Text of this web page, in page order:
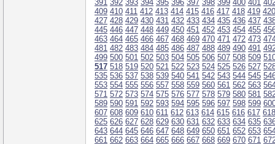
391 392 393 394 395 396 397 398 399 400 401
409 410 411 412 413 414 415 416 417 418 419 420
427 428 429 430 431 432 433 434 435 436 437
445 446 447 448 449 450 451 452 453 454 455
463 464 465 466 467 468 469 470 471 472 473
481 482 483 484 485 486 487 488 489 490 491
499 500 501 502 503 504 505 506 507 508 509
517 518 519 520 521 522 523 524 525 526 527
535 536 537 538 539 540 541 542 543 544 545
553 554 555 556 557 558 559 560 561 562 563
571 572 573 574 575 576 577 578 579 580 581
589 590 591 592 593 594 595 596 597 598 599
607 608 609 610 611 612 613 614 615 616 617 618
625 626 627 628 629 630 631 632 633 634 635
643 644 645 646 647 648 649 650 651 652 653
661 662 663 664 665 666 667 668 669 670 671